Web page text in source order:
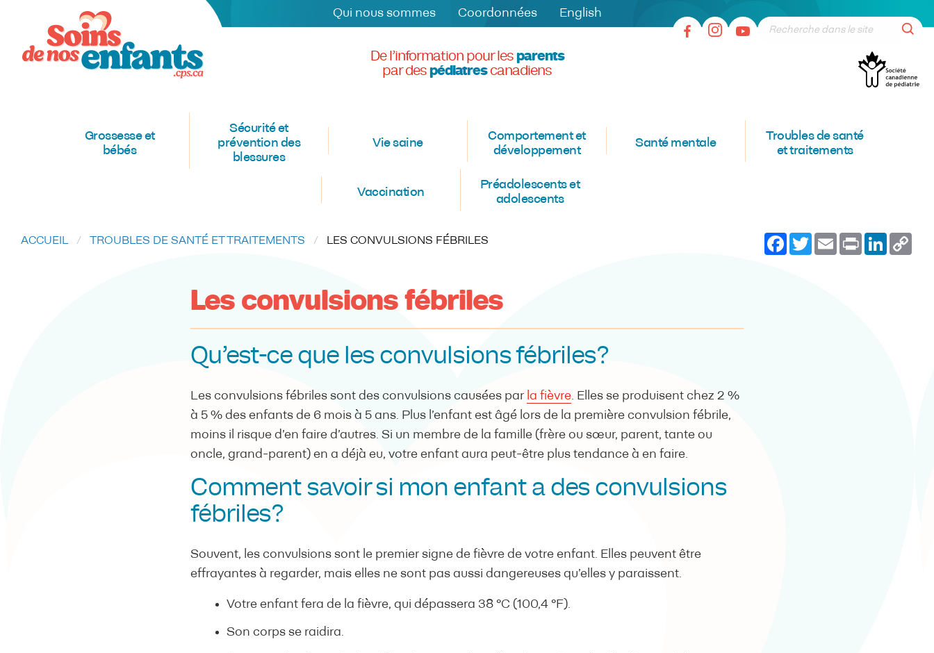
Qui nous sommes Coordonnées English
De l’information pour les parents
par des pédiatrescanadiens
Grossesse et
bébés
Sécurité et
prévention des
blessures
Vie saine
Comportement et
développement
Santé mentale
Troubles de santé
et traitements
Vaccination
Préadolescents et
adolescents
ACCUEIL TROUBLES DE SANTÉ ET TRAITEMENTS CURRENT:
LES CONVULSIONS FÉBRILES Facebook
TwitterEmailPrint
Les convulsions fébriles
Qu’est-ce que les convulsions fébriles?
Les convulsions fébriles sont des convulsions causées par la fièvre. Elles se produisent chez 2 %
à 5 % des enfants de 6 mois à 5 ans. Plus l’enfant est âgé lors de la première convulsion fébrile,
moins il risque d’en faire d’autres. Si un membre de la famille (frère ou sœur, parent, tante ou
oncle, grand-parent) en a déjà eu, votre enfant aura peut-être plus tendance à en faire.
Comment savoir si mon enfant a des convulsions
fébriles?
Souvent, les convulsions sont le premier signe de fièvre de votre enfant. Elles peuvent être
effrayantes à regarder, mais elles ne sont pas aussi dangereuses qu’elles y paraissent.
Votre enfant fera de la fièvre, qui dépassera 38 °C (100,4 °F).
Son corps se raidira.